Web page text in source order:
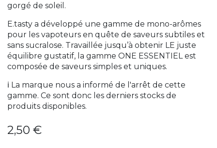
gorgé de soleil.
E.tasty a développé une gamme de mono-arômes
pour les vapoteurs en quête de saveurs subtiles et
sans sucralose. Travaillée jusqu’à obtenir LE juste
équilibre gustatif, la gamme ONE ESSENTIEL est
composée de saveurs simples et uniques.
ℹ️ La marque nous a informé de l'arrêt de cette
gamme. Ce sont donc les derniers stocks de
produits disponibles.
2,50 €